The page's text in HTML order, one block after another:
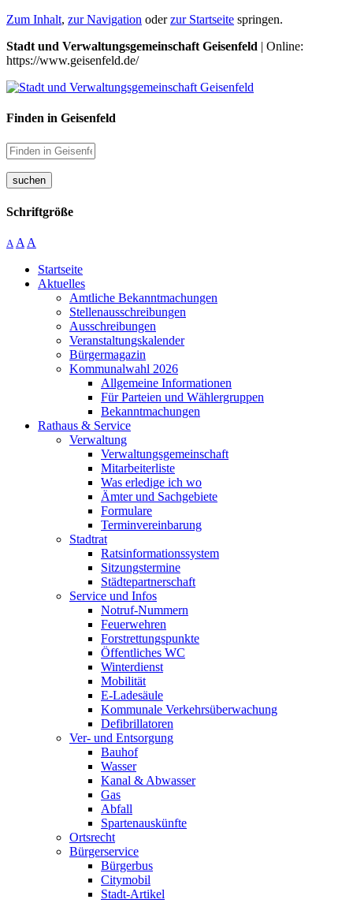
Zum Inhalt, zur Navigation oderzur Startseite springen.
Stadt und Verwaltungsgemeinschaft Geisenfeld | Online:
https://www.geisenfeld.de/
Finden in Geisenfeld
suchen
Schriftgröße
A A A
Startseite
Aktuelles
Amtliche Bekanntmachungen
Stellenausschreibungen
Ausschreibungen
Veranstaltungskalender
Bürgermagazin
Kommunalwahl 2026
Allgemeine Informationen
Für Parteien und Wählergruppen
Bekanntmachungen
Rathaus & Service
Verwaltung
Verwaltungsgemeinschaft
Mitarbeiterliste
Was erledige ich wo
Ämter und Sachgebiete
Formulare
Terminvereinbarung
Stadtrat
Ratsinformationssystem
Sitzungstermine
Städtepartnerschaft
Service und Infos
Notruf-Nummern
Feuerwehren
Forstrettungspunkte
Öffentliches WC
Winterdienst
Mobilität
E-Ladesäule
Kommunale Verkehrsüberwachung
Defibrillatoren
Ver- und Entsorgung
Bauhof
Wasser
Kanal & Abwasser
Gas
Abfall
Spartenauskünfte
Ortsrecht
Bürgerservice
Bürgerbus
Citymobil
Stadt-Artikel